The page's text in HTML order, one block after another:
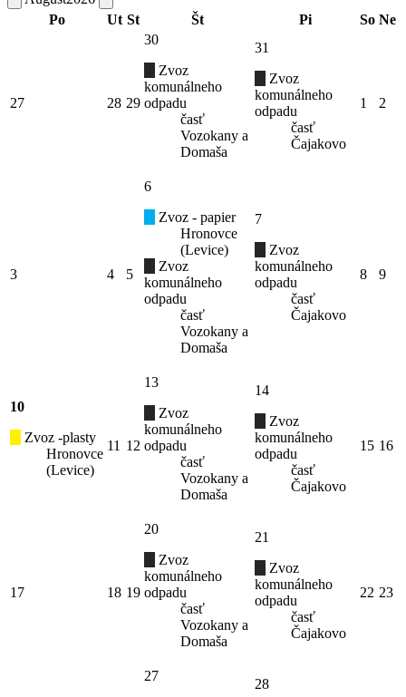
Po
Ut St Št Pi So Ne
27 28 29
30
Zvoz
komunálneho
odpadu
časť
Vozokany a
Domaša
31
Zvoz
komunálneho
odpadu
časť
Čajakovo
1 2
3 4 5
6
Zvoz - papier
Hronovce
(Levice)
Zvoz
komunálneho
odpadu
časť
Vozokany a
Domaša
7
Zvoz
komunálneho
odpadu
časť
Čajakovo
8 9
10
Zvoz -plasty
Hronovce
(Levice)
11 12
13
Zvoz
komunálneho
odpadu
časť
Vozokany a
Domaša
14
Zvoz
komunálneho
odpadu
časť
Čajakovo
15 16
17 18 19
20
Zvoz
komunálneho
odpadu
časť
Vozokany a
Domaša
21
Zvoz
komunálneho
odpadu
časť
Čajakovo
22 23
27
28